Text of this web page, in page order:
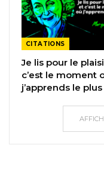
CITATIONS
Je lis pour le
c’est le moment
j’apprends le plus